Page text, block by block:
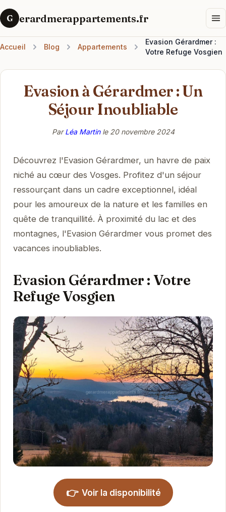
G erardmerappartements.fr
Accueil Blog Appartements
Evasion Gérardmer :
Votre Refuge Vosgien
Evasion à Gérardmer : Un
Séjour Inoubliable
ParLéa Martinle 20 novembre 2024
Découvrez l'Evasion Gérardmer, un havre de paix
niché au cœur des Vosges. Profitez d'un séjour
ressourçant dans un cadre exceptionnel, idéal
pour les amoureux de la nature et les familles en
quête de tranquillité. À proximité du lac et des
montagnes, l'Evasion Gérardmer vous promet des
vacances inoubliables.
Evasion Gérardmer : Votre
Refuge Vosgien
👉 Voir la disponibilité